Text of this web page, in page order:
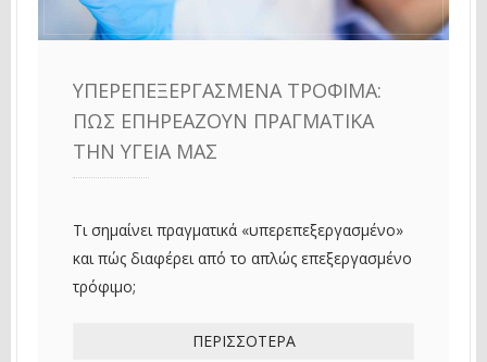
ΥΠΕΡΕΠΕΞΕΡΓΑΣΜΈΝΑ ΤΡΌΦΙΜΑ:
ΠΏΣ ΕΠΗΡΕΆΖΟΥΝ ΠΡΑΓΜΑΤΙΚΆ
ΤΗΝ ΥΓΕΊΑ ΜΑΣ
Τι σημαίνει πραγματικά «υπερεπεξεργασμένο»
και πώς διαφέρει από το απλώς επεξεργασμένο
τρόφιμο;
ΠΕΡΙΣΣΌΤΕΡΑ